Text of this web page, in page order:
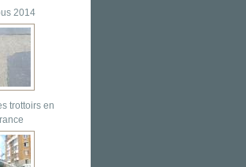
2014
trottoirs en